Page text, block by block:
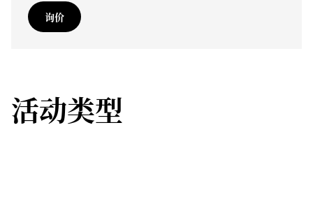
询价
活动类型